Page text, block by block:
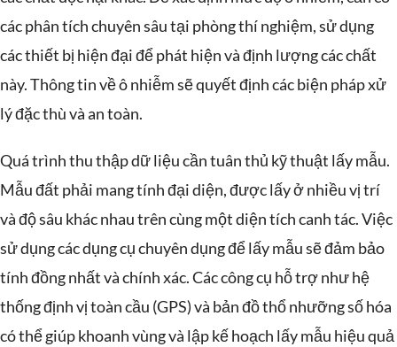
các phân tích chuyên sâu tại phòng thí nghiệm, sử dụng
các thiết bị hiện đại để phát hiện và định lượng các chất
này. Thông tin về ô nhiễm sẽ quyết định các biện pháp xử
lý đặc thù và an toàn.
Quá trình thu thập dữ liệu cần tuân thủ kỹ thuật lấy mẫu.
Mẫu đất phải mang tính đại diện, được lấy ở nhiều vị trí
và độ sâu khác nhau trên cùng một diện tích canh tác. Việc
sử dụng các dụng cụ chuyên dụng để lấy mẫu sẽ đảm bảo
tính đồng nhất và chính xác. Các công cụ hỗ trợ như hệ
thống định vị toàn cầu (GPS) và bản đồ thổ nhưỡng số hóa
có thể giúp khoanh vùng và lập kế hoạch lấy mẫu hiệu quả